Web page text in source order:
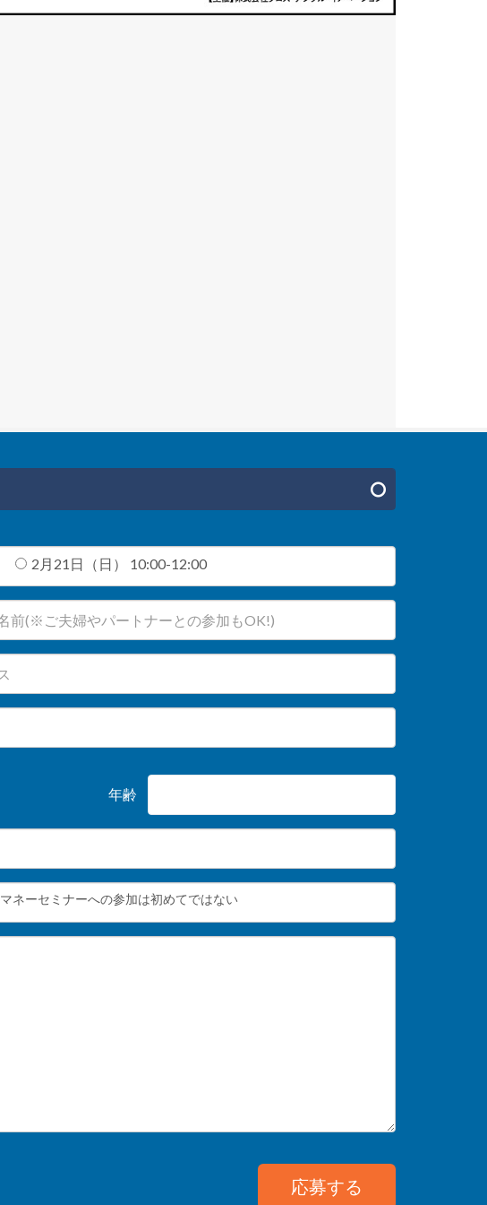
2月21日（日） 10:00-12:00
年齢
マネーセミナーへの参加は初めてではない